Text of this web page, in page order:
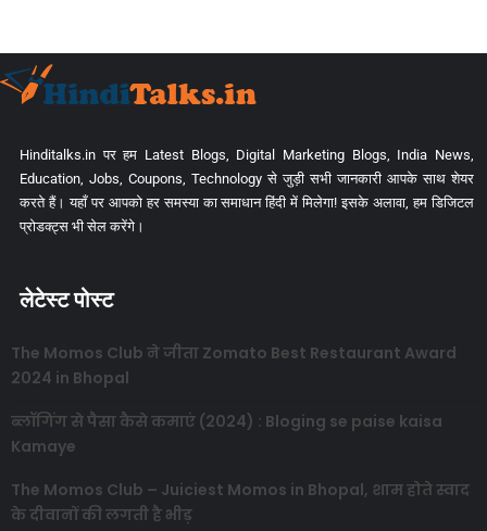
Hinditalks.in पर हम Latest Blogs, Digital Marketing Blogs, India News,
Education, Jobs, Coupons, Technology से जुड़ी सभी जानकारी आपके साथ शेयर
करते हैं। यहाँ पर आपको हर समस्या का समाधान हिंदी में मिलेगा! इसके अलावा, हम डिजिटल
प्रोडक्ट्स भी सेल करेंगे।
लेटेस्ट पोस्ट
The Momos Club ने जीता Zomato Best Restaurant Award
2024 in Bhopal
ब्लॉगिंग से पैसा कैसे कमाएं (2024) : Bloging se paise kaisa
Kamaye
The Momos Club – Juiciest Momos in Bhopal, शाम होते स्वाद
के दीवानों की लगती है भीड़